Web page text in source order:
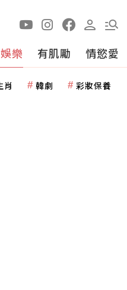
樂 有肌勵 情慾愛
肖 韓劇 彩妝保養